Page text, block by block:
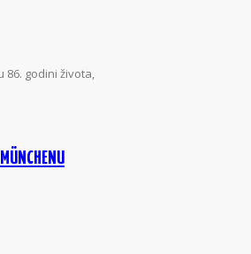
86. godini života,